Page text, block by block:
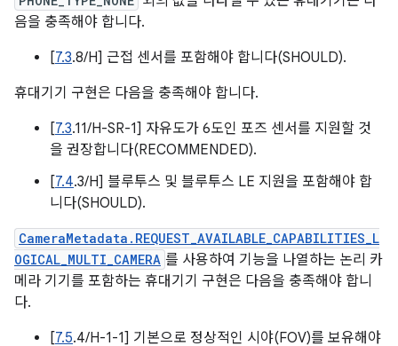
음을 충족해야 합니다.
[7.3.8/H] 근접 센서를 포함해야 합니다(SHOULD).
휴대기기 구현은 다음을 충족해야 합니다.
[7.3.11/H-SR-1] 자유도가 6도인 포즈 센서를 지원할 것
을 권장합니다(RECOMMENDED).
[7.4.3/H] 블루투스 및 블루투스 LE 지원을 포함해야 합
니다(SHOULD).
CameraMetadata.REQUEST_AVAILABLE_CAPABILITIES_L
OGICAL_MULTI_CAMERA 를 사용하여 기능을 나열하는 논리 카
메라 기기를 포함하는 휴대기기 구현은 다음을 충족해야 합니
다.
[7.5.4/H-1-1] 기본으로 정상적인 시야(FOV)를 보유해야